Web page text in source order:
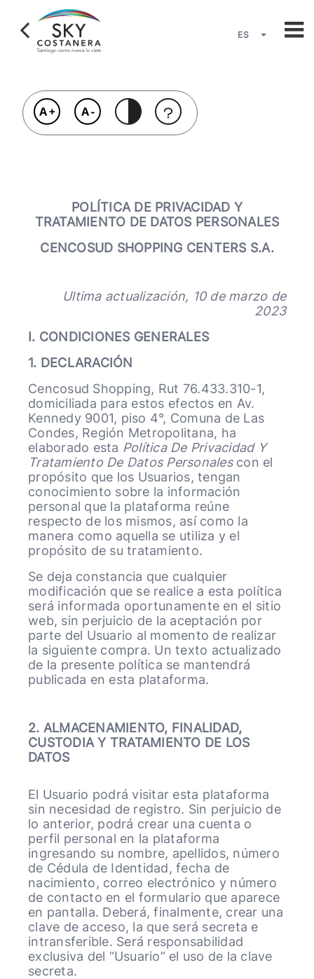
contenido
principal
ES
POLÍTICA DE PRIVACIDAD Y
TRATAMIENTO DE DATOS PERSONALES
CENCOSUD SHOPPING CENTERS S.A.
Ultima actualización, 10 de marzo de
2023
I. CONDICIONES GENERALES
1. DECLARACIÓN
Cencosud Shopping, Rut 76.433.310-1,
domiciliada para estos efectos en Av.
Kennedy 9001, piso 4°, Comuna de Las
Condes, Región Metropolitana, ha
elaborado esta Política De Privacidad Y
Tratamiento De Datos Personales con el
propósito que los Usuarios, tengan
conocimiento sobre la información
personal que la plataforma reúne
respecto de los mismos, así como la
manera como aquella se utiliza y el
propósito de su tratamiento.
Se deja constancia que cualquier
modificación que se realice a esta política
será informada oportunamente en el sitio
web, sin perjuicio de la aceptación por
parte del Usuario al momento de realizar
la siguiente compra. Un texto actualizado
de la presente política se mantendrá
publicada en esta plataforma.
2. ALMACENAMIENTO, FINALIDAD,
CUSTODIA Y TRATAMIENTO DE LOS
DATOS
El Usuario podrá visitar esta plataforma
sin necesidad de registro. Sin perjuicio de
lo anterior, podrá crear una cuenta o
perfil personal en la plataforma
ingresando su nombre, apellidos, número
de Cédula de Identidad, fecha de
nacimiento, correo electrónico y número
de contacto en el formulario que aparece
en pantalla. Deberá, finalmente, crear una
clave de acceso, la que será secreta e
intransferible. Será responsabilidad
exclusiva del “Usuario” el uso de la clave
secreta.